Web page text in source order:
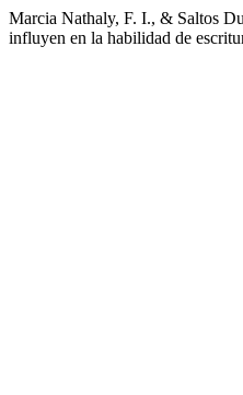
Marcia Nathaly, F. I., & Saltos
influyen en la habilidad de